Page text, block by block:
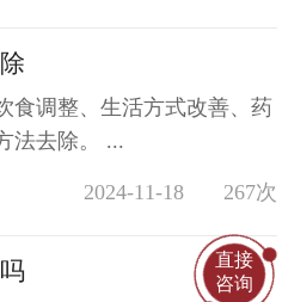
食调整、生活方式改善、药
法去除。 ...
2024-11-18 267次
直接
咨询